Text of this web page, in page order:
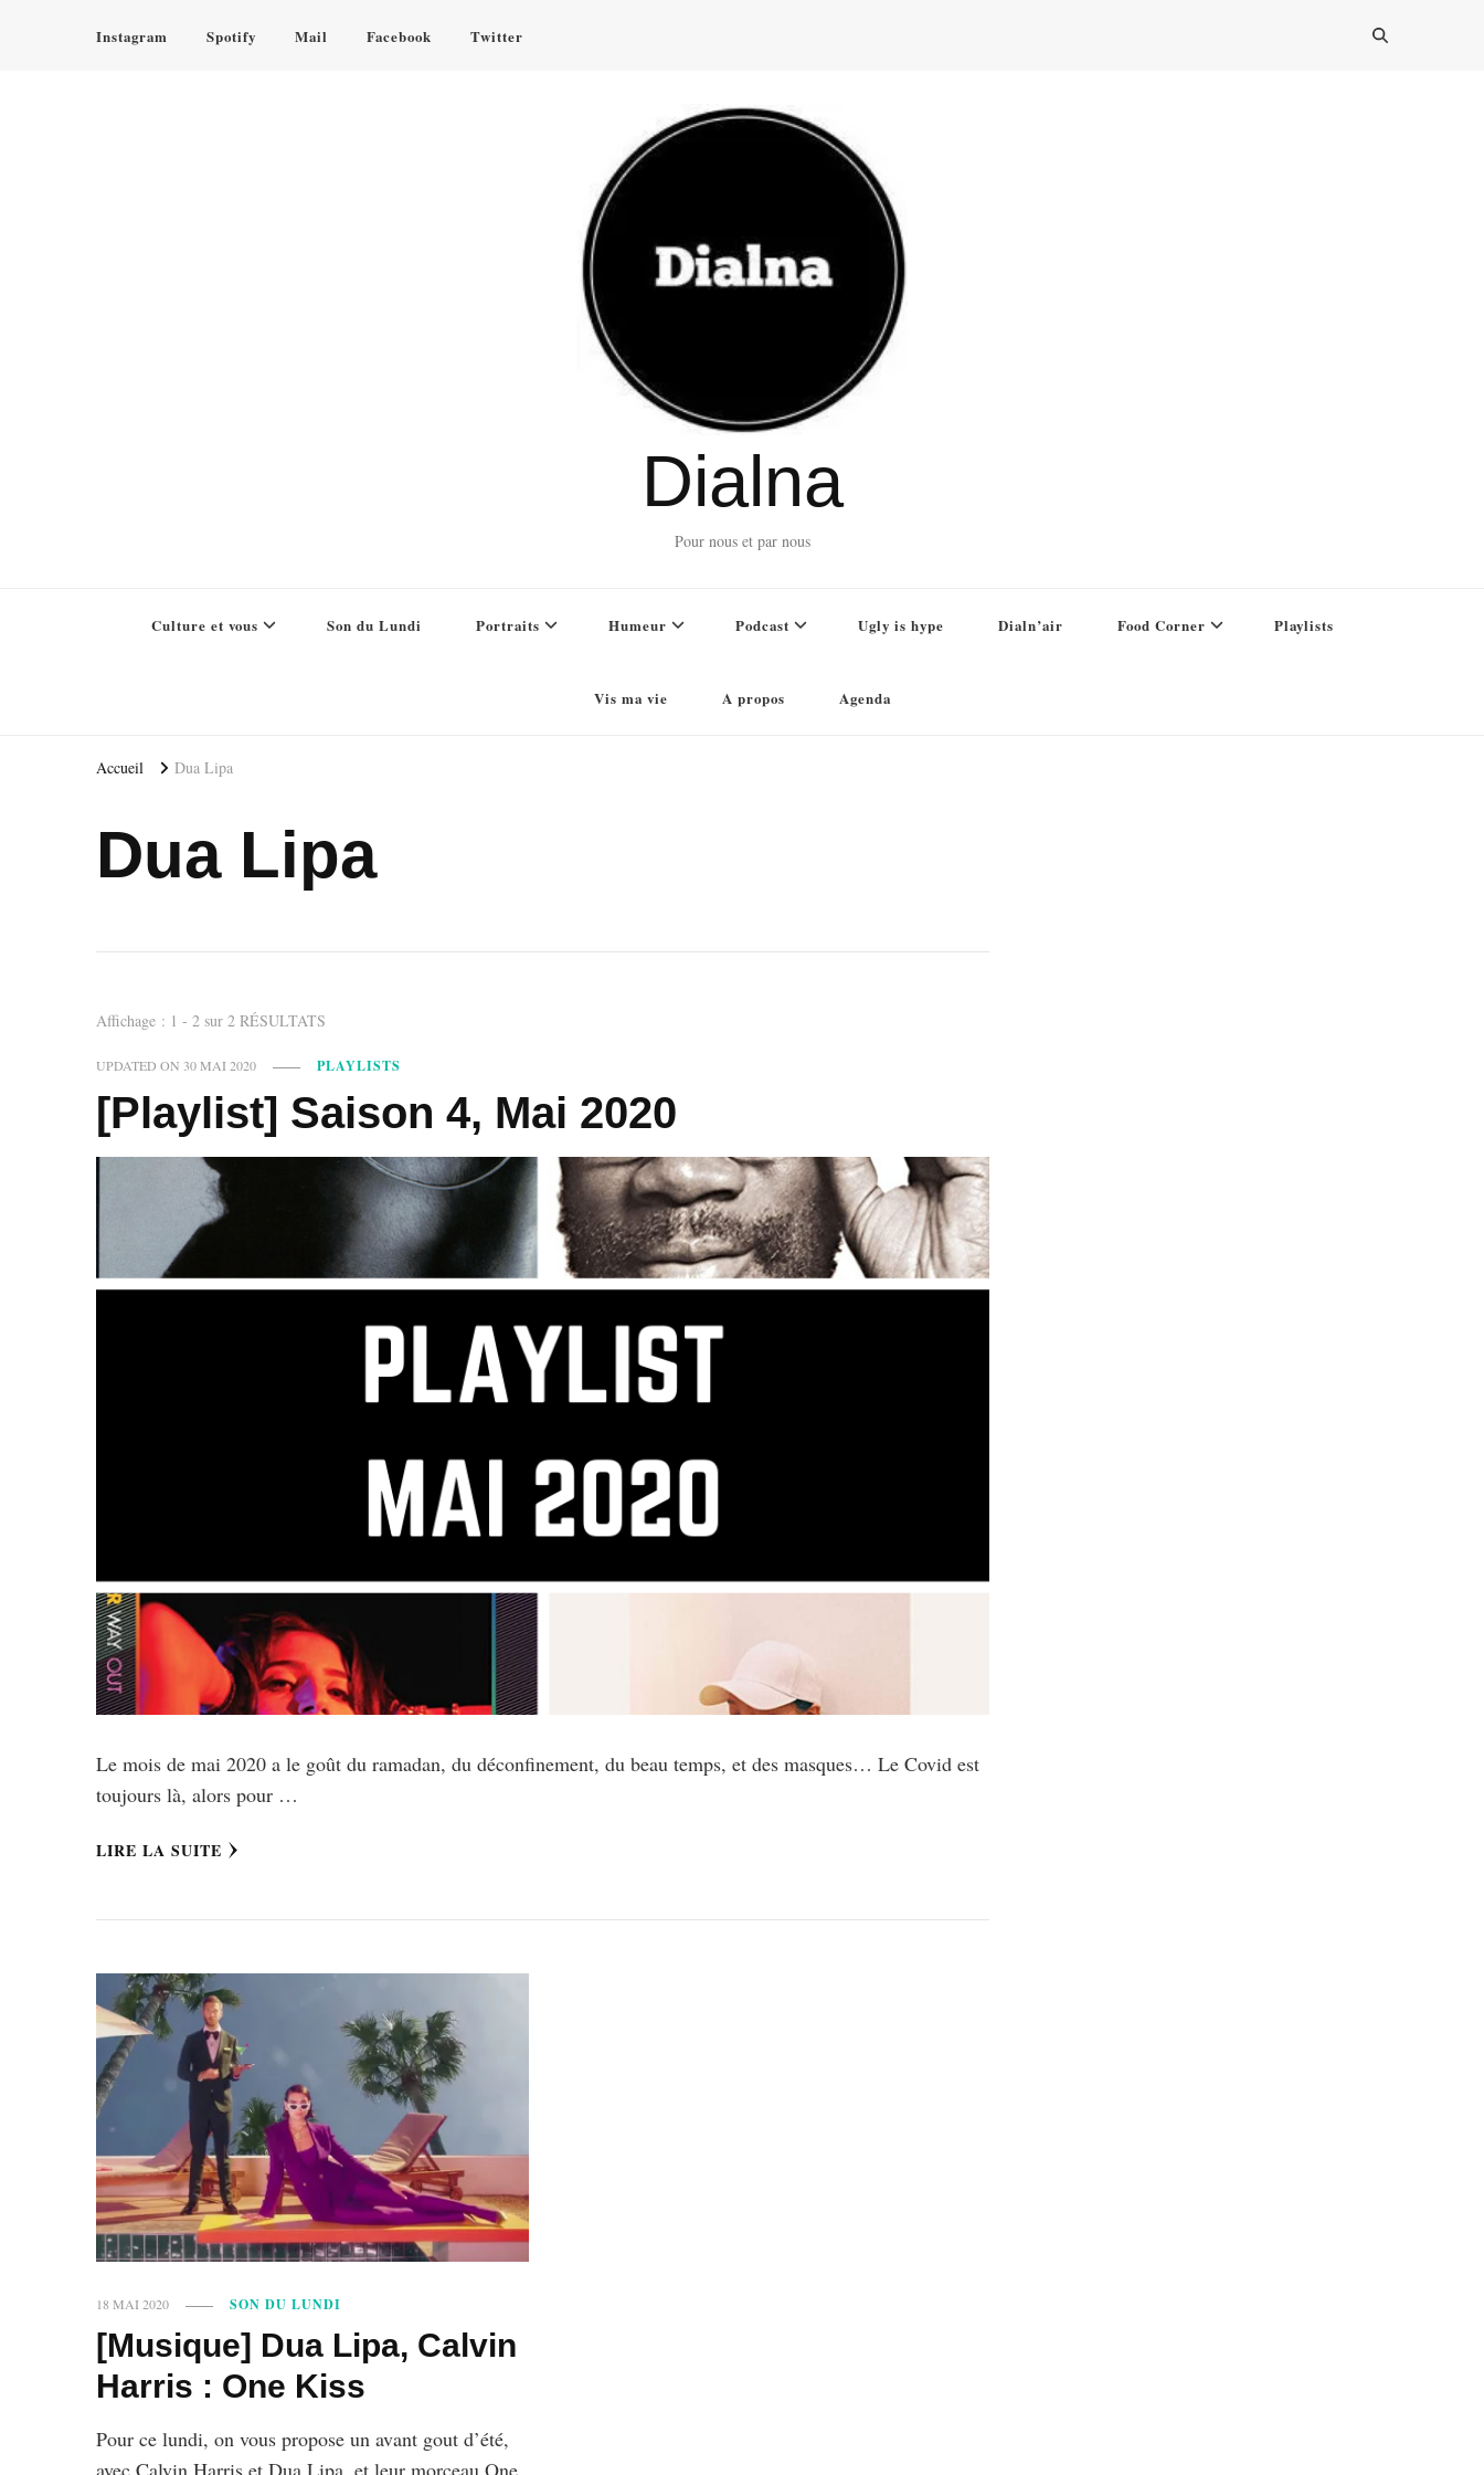
Instagram Spotify Mail Facebook Twitter
Dialna
Pour nous et par nous
Culture et vous Son du Lundi Portraits Humeur Podcast Ugly is hype Dialn’air Food Corner Playlists
Vis ma vie A propos Agenda
Accueil Dua Lipa
Dua Lipa
Affichage : 1 - 2 sur 2 RÉSULTATS
UPDATED ON 30 MAI 2020 PLAYLISTS
[Playlist] Saison 4, Mai 2020
Le mois de mai 2020 a le goût du ramadan, du déconfinement, du beau temps, et des masques… Le Covid est
toujours là, alors pour …
LIRE LA SUITE
18 MAI 2020 SON DU LUNDI
[Musique] Dua Lipa, Calvin
Harris : One Kiss
Pour ce lundi, on vous propose un avant gout d’été,